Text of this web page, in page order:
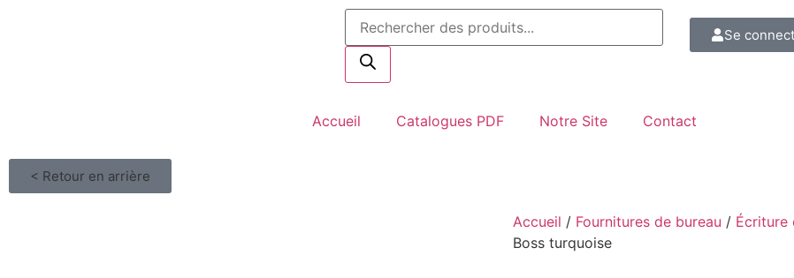
Se
Accueil Catalogues PDF Notre Site Contact
< Retour en arrière
Accueil / Fournitures de bureau / Écriture
Boss turquoise